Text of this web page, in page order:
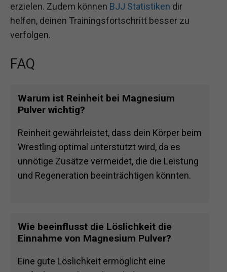
erzielen. Zudem können BJJ Statistiken dir
helfen, deinen Trainingsfortschritt besser zu
verfolgen.
FAQ
Warum ist Reinheit bei Magnesium
Pulver wichtig?
Reinheit gewährleistet, dass dein Körper beim
Wrestling optimal unterstützt wird, da es
unnötige Zusätze vermeidet, die die Leistung
und Regeneration beeinträchtigen könnten.
Wie beeinflusst die Löslichkeit die
Einnahme von Magnesium Pulver?
Eine gute Löslichkeit ermöglicht eine